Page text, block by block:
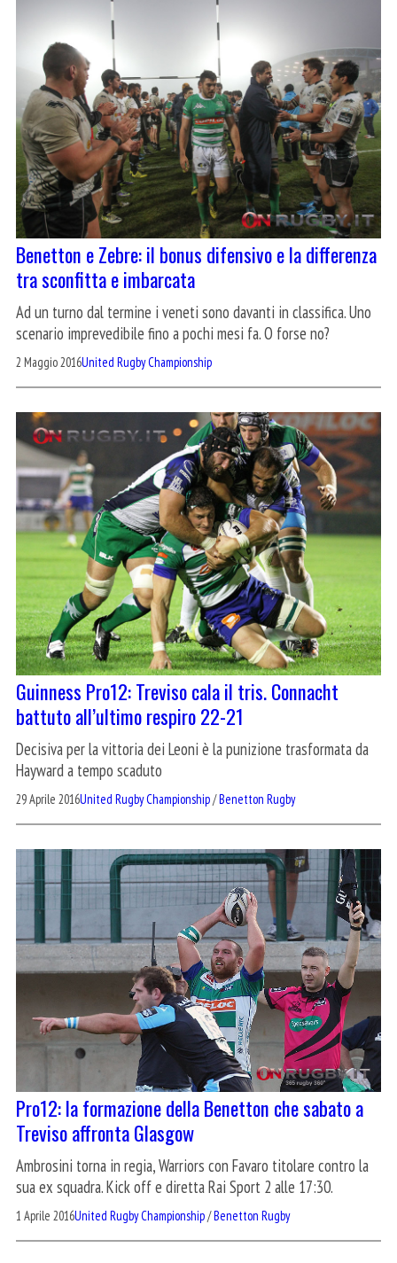
Benetton e Zebre: il bonus difensivo e la differenza
tra sconfitta e imbarcata
Ad un turno dal termine i veneti sono davanti in classifica. Uno
scenario imprevedibile fino a pochi mesi fa. O forse no?
2 Maggio 2016United Rugby Championship
Guinness Pro12: Treviso cala il tris. Connacht
battuto all’ultimo respiro 22-21
Decisiva per la vittoria dei Leoni è la punizione trasformata da
Hayward a tempo scaduto
29 Aprile 2016United Rugby Championship/Benetton Rugby
Pro12: la formazione della Benetton che sabato a
Treviso affronta Glasgow
Ambrosini torna in regia, Warriors con Favaro titolare contro la
sua ex squadra. Kick off e diretta Rai Sport 2 alle 17:30.
1 Aprile 2016United Rugby Championship/Benetton Rugby